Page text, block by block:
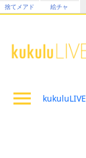
捨てメアド 絵チャ
kukuluLIVE